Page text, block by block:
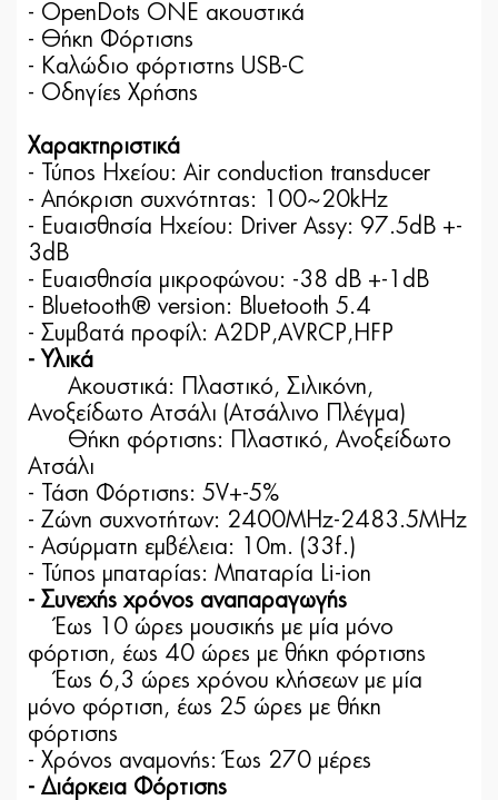
- OpenDots ONE ακουστικά
- Θήκη Φόρτισης
- Καλώδιο φόρτιστης USB-C
- Οδηγίες Χρήσης
Χαρακτηριστικά
- Τύπος Ηχείου: Air conduction transducer
- Απόκριση συχνότητας: 100~20kHz
- Ευαισθησία Ηχείου: Driver Assy: 97.5dB +-
3dB
- Ευαισθησία μικροφώνου: -38 dB +-1dB
- Bluetooth® version: Bluetooth 5.4
- Συμβατά προφίλ: A2DP,AVRCP,HFP
- Υλικά
Ακουστικά: Πλαστικό, Σιλικόνη,
Ανοξείδωτο Ατσάλι (Ατσάλινο Πλέγμα)
Θήκη φόρτισης: Πλαστικό, Ανοξείδωτο
Ατσάλι
- Τάση Φόρτισης: 5V+-5%
- Ζώνη συχνοτήτων: 2400MHz-2483.5MHz
- Ασύρματη εμβέλεια: 10m. (33f.)
- Τύπος μπαταρίας: Μπαταρία Li-ion
- Συνεχής χρόνος αναπαραγωγής
Έως 10 ώρες μουσικής με μία μόνο
φόρτιση, έως 40 ώρες με θήκη φόρτισης
Έως 6,3 ώρες χρόνου κλήσεων με μία
μόνο φόρτιση, έως 25 ώρες με θήκη
φόρτισης
- Χρόνος αναμονής: Έως 270 μέρες
- Διάρκεια Φόρτισης